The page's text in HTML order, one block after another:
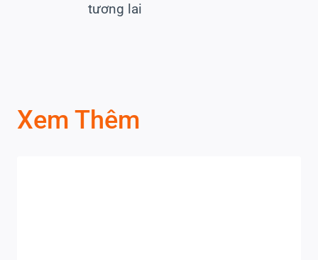
tương lai
Xem Thêm